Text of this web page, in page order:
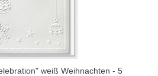
weiß Weihnachten - 5